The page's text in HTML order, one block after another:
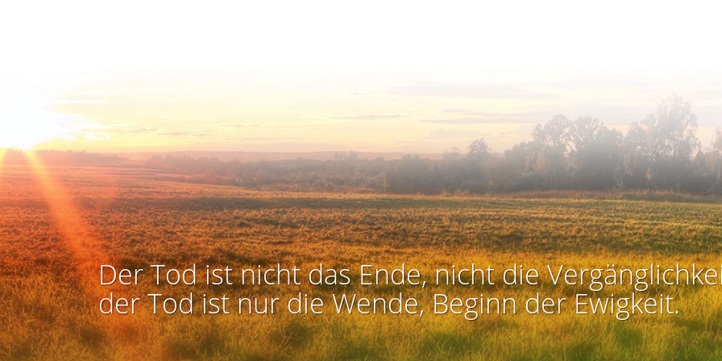
Der Tod ist nicht das Ende, nicht die
der Tod ist nur die Wende, Beginn der Ewigkeit.